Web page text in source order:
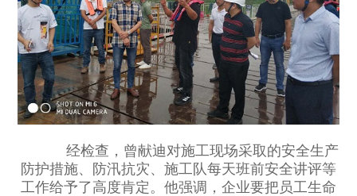
经检查，曾献迪对施工现场采取的安全生产
防护措施、防汛抗灾、施工队每天班前安全讲评等
工作给予了高度肯定。他强调，企业要把员工生命